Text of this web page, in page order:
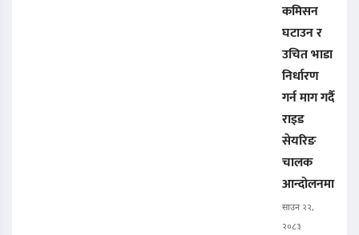
कमिसन
घटाउन र
उचित भाडा
निर्धारण
गर्न माग गर्दै
राइड
सेयरिङ
चालक
आन्दोलनमा
साउन २२,
२०८३